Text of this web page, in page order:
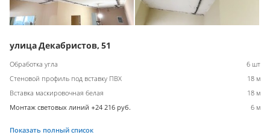
улица Декабристов, 51
Обработка угла
6 шт
Стеновой профиль под вставку ПВХ
18 м
Вставка маскировочная белая
18 м
Монтаж световых линий +24 216 руб.
6 м
Показать полный список